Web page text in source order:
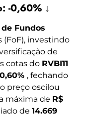
-0,60% ↓
Fundos
investindo
de
cotas do RVBI11
, fechando
preço oscilou
máxima de R$
de 14.669